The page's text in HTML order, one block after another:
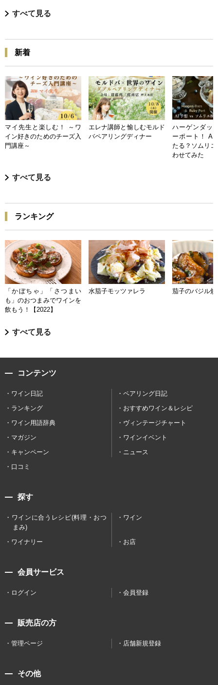
すべて見る
新着
マイ先生と楽しむ！ ～ワ
イン好きのためのチーズ入
門講座～
エレナ講師と愉しむモルド
バペアリングディナー
ハーゲンダッ
ーポート！ AI
たる？ソムリ
わせてみた
すべて見る
ランキング
「かぼちゃ」「さつまい
も」のおつまみでワインを
飲もう！【2022】
水茄子モッツァレラ 茄子のバジル炒
すべて見る
コンテンツ
ワイン日記
ペアリング日記
ランキング
おすすめワイン＆レシピ
ワイン用語辞典
ヴィンテージチャート
マガジン
ワインイベント
キャンペーン
ニュース
口コミ
探す
ワインに合うレシピ(料理・おつ
まみ)
ワイン
ワイナリー お店
会員サービス
ログイン 会員登録
販売店の方
管理ページ 店舗新規登録
その他